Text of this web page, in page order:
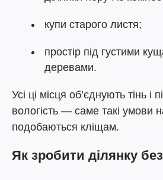
купи старого листя;
простір під густими
деревами.
Усі ці місця об’єднують тінь і
вологість — саме такі умови
подобаються кліщам.
Як зробити ділянку